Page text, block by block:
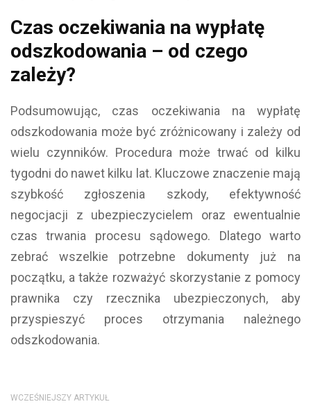
Czas oczekiwania na wypłatę
odszkodowania – od czego
zależy?
Podsumowując, czas oczekiwania na wypłatę
odszkodowania może być zróżnicowany i zależy od
wielu czynników. Procedura może trwać od kilku
tygodni do nawet kilku lat. Kluczowe znaczenie mają
szybkość zgłoszenia szkody, efektywność
negocjacji z ubezpieczycielem oraz ewentualnie
czas trwania procesu sądowego. Dlatego warto
zebrać wszelkie potrzebne dokumenty już na
początku, a także rozważyć skorzystanie z pomocy
prawnika czy rzecznika ubezpieczonych, aby
przyspieszyć proces otrzymania należnego
odszkodowania.
WCZEŚNIEJSZY ARTYKUŁ